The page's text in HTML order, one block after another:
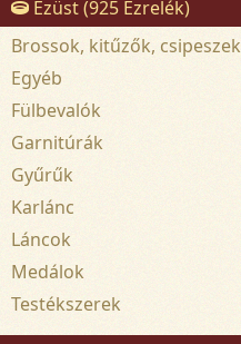
Ezüst (925 Ezrelék)
Brossok, kitűzők, csipeszek
Egyéb
Fülbevalók
Garnitúrák
Gyűrűk
Karlánc
Láncok
Medálok
Testékszerek